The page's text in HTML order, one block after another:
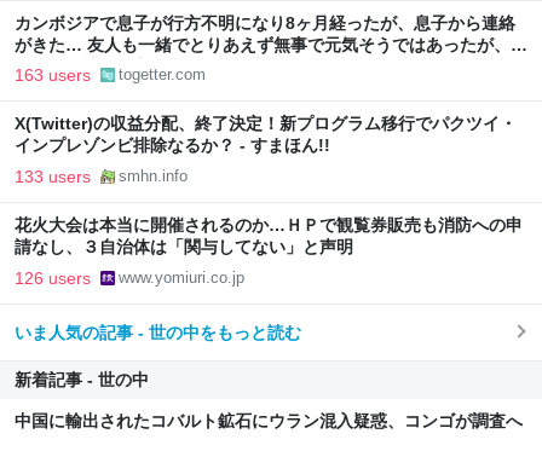
カンボジアで息子が行方不明になり8ヶ月経ったが、息子から連絡
がきた… 友人も一緒でとりあえず無事で元気そうではあったが、居
場所や会社名も言えず、帰国も難しい状況のよう
163 users togetter.com
X(Twitter)の収益分配、終了決定！新プログラム移行でパクツイ・
インプレゾンビ排除なるか？ - すまほん!!
133 users smhn.info
花火大会は本当に開催されるのか…ＨＰで観覧券販売も消防への申
請なし、３自治体は「関与してない」と声明
126 users www.yomiuri.co.jp
いま人気の記事 - 世の中をもっと読む
新着記事 - 世の中
中国に輸出されたコバルト鉱石にウラン混入疑惑、コンゴが調査へ